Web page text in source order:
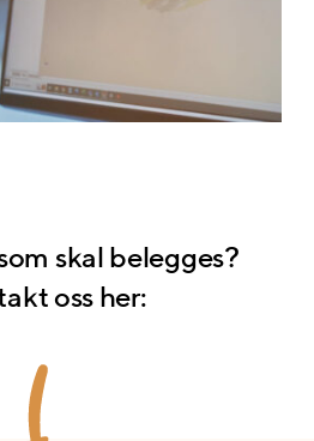
skal belegges?
oss her: